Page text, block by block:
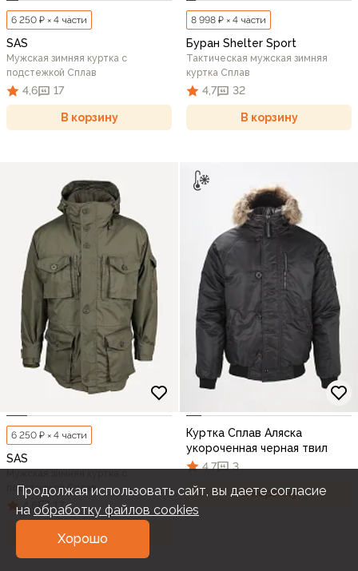
6 250 ₽ × 4 части
SAS
Мужская зимняя куртка с
подстежкой Сплав
4,6 17
В корзину
8 998 ₽ × 4 части
Буран Shelter Sport
Тактическая мужская зимняя
куртка Сплав
4,7 32
В корзину
6 250 ₽ × 4 части
SAS
подстежкой Сплав
4,6 17
В корзину
Куртка Сплав Аляска
укороченная черная твил
4,7
3
В корзину
Продолжая использовать сайт, вы даете согласие
на обработку файлов cookies
Хорошо